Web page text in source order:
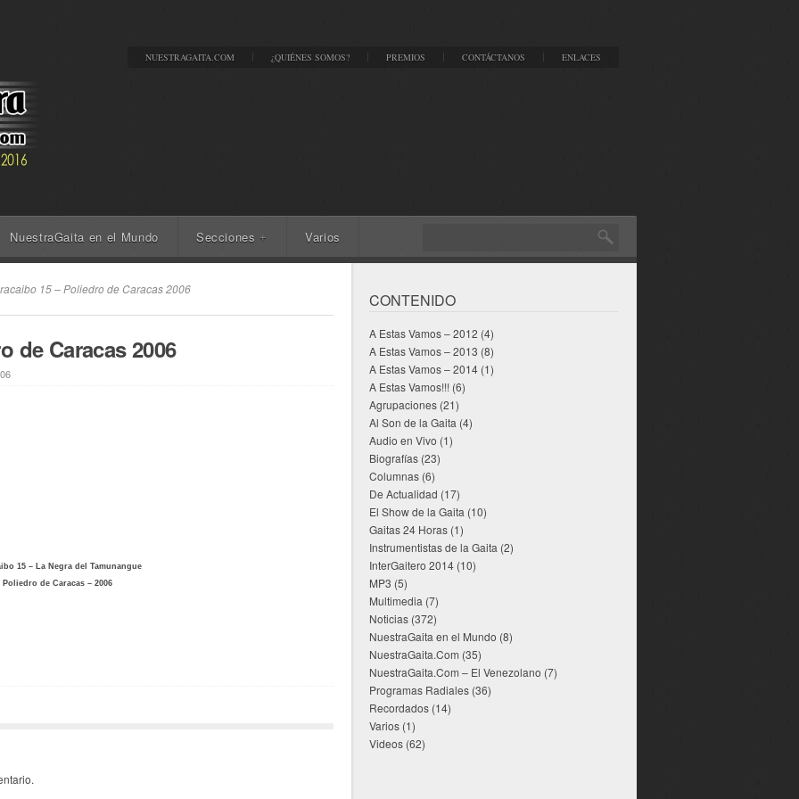
NUESTRAGAITA.COM ¿QUIÉNES SOMOS? PREMIOS CONTÁCTANOS ENLACES
NuestraGaita en el Mundo Secciones + Varios
15 – Poliedro de Caracas 2006
de Caracas 2006
15 – La Negra del Tamunangue
Poliedro de Caracas – 2006
CONTENIDO
A Estas Vamos – 2012 (4)
A Estas Vamos – 2013 (8)
A Estas Vamos – 2014 (1)
A Estas Vamos!!! (6)
Agrupaciones (21)
Al Son de la Gaita (4)
Audio en Vivo (1)
Biografías (23)
Columnas (6)
De Actualidad (17)
El Show de la Gaita (10)
Gaitas 24 Horas (1)
Instrumentistas de la Gaita (2)
InterGaitero 2014 (10)
MP3 (5)
Multimedia (7)
Noticias (372)
NuestraGaita en el Mundo (8)
NuestraGaita.Com (35)
NuestraGaita.Com – El Venezolano (7)
Programas Radiales (36)
Recordados (14)
Varios (1)
Videos (62)